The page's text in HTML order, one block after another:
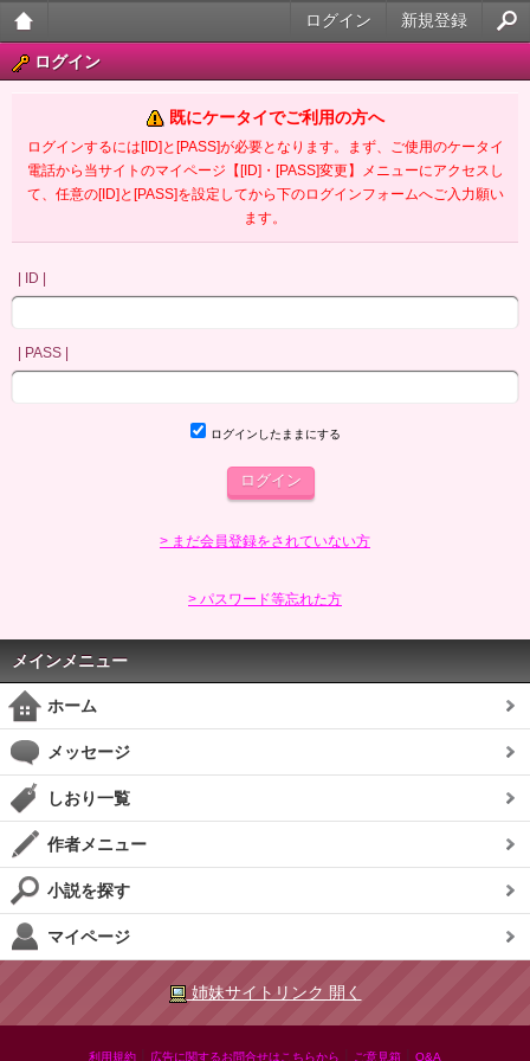
大人
ータ
イ官
新規登録
ログイン
ログイン
既にケータイでご利用の方へ
ログインするには[ID]と[PASS]が必要となります。まず、ご使用のケータイ
電話から当サイトのマイページ【[ID]・[PASS]変更】メニューにアクセスし
て、任意の[ID]と[PASS]を設定してから下のログインフォームへご入力願い
ます。
| ID |
| PASS |
ログインしたままにする
> まだ会員登録をされていない方
> パスワード等忘れた方
メインメニュー
ホーム
メッセージ
しおり一覧
作者メニュー
小説を探す
マイページ
姉妹サイトリンク 開く
利用規約 広告に関するお問合せはこちらから ご意見箱 Q&A